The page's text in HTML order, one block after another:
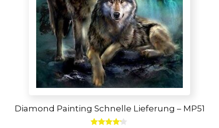
Diamond Painting Schnelle Lieferung – MP51